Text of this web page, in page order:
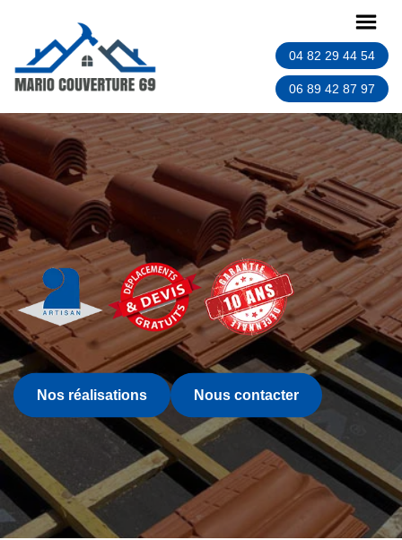
04 82 29 44 54
06 89 42 87 97
Nos réalisations Nous contacter